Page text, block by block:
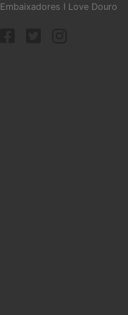
Embaixadores I Love Douro